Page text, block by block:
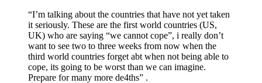
“I’m talking about the countries that have not yet taken
it seriously. These are the first world countries (US,
UK) who are saying “we cannot cope”, i really don’t
want to see two to three weeks from now when the
third world countries forget abt when not being able to
cope, its going to be worst than we can imagine.
Prepare for many more de4ths” .